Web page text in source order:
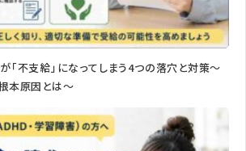
「不支給」になってしまう4つの落穴と対策〜
本原因とは〜